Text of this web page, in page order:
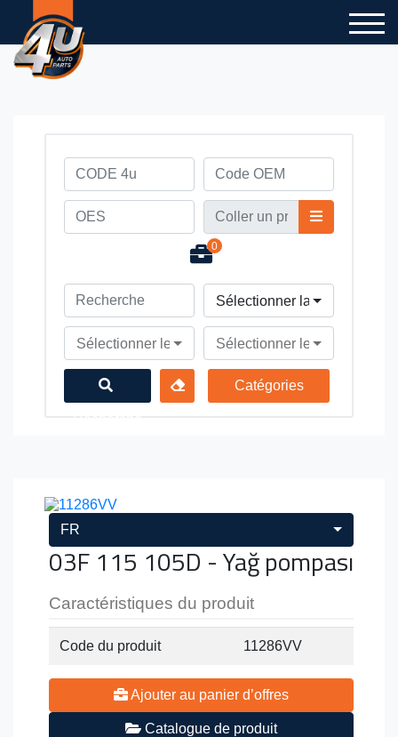
0
Sélectionner la marque du
Sélectionner le modèle du véhicule
Sélectionner le type du
Catégories
FR
03F 115 105D - Yağ pompası
Caractéristiques du produit
Code du produit 11286VV
Ajouter au panier d’offres
Catalogue de produit